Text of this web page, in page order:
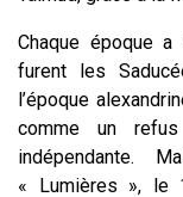
Chaque époque
furent les
l’époque
comme un
indépendante.
« Lumières », le